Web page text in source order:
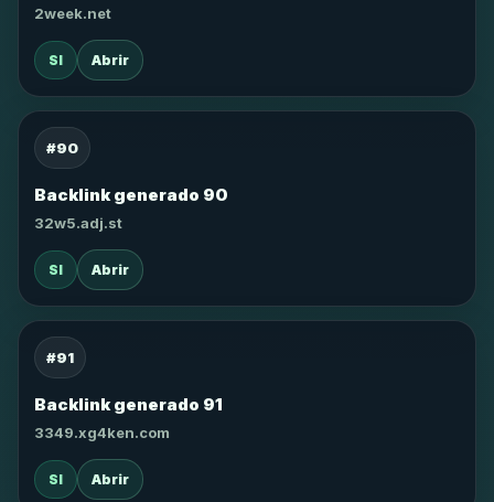
2week.net
SI Abrir
#90
Backlink generado 90
32w5.adj.st
SI Abrir
#91
Backlink generado 91
3349.xg4ken.com
SI Abrir